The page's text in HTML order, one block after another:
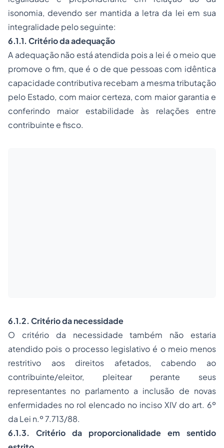
isonomia, devendo ser mantida a letra da lei em sua
integralidade pelo seguinte:
6.1.1. Critério da adequação
A adequação não está atendida pois a lei é o meio que
promove o fim, que é o de que pessoas com idêntica
capacidade contributiva recebam a mesma tributação
pelo Estado, com maior certeza, com maior garantia e
conferindo maior estabilidade às relações entre
contribuinte e fisco.
6.1.2. Critério da necessidade
O critério da necessidade também não estaria
atendido pois o processolegislativo é o meio menos
restritivo aos direitos afetados, cabendo ao
contribuinte/eleitor, pleitear perante seus
representantes no parlamento a inclusão de novas
enfermidades no rol elencado no inciso XIV do art. 6º
da Lei n.º 7.713/88.
6.1.3. Critério da proporcionalidade em sentido